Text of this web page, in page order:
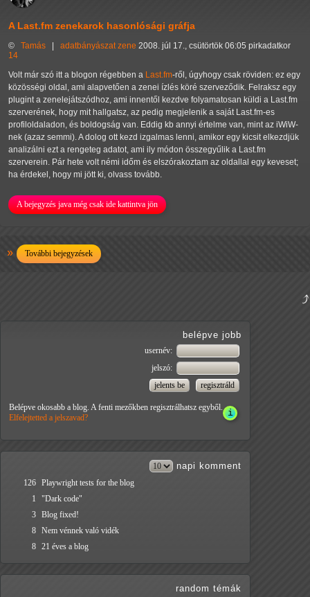
A Last.fm zenekarok hasonlósági gráfja
© Tamás adatbányászat zene 2008. júl 17., csütörtök 06:05 pirkadatkor
14
Volt már szó itt a blogon régebben a Last.fm-ről, úgyhogy csak röviden: ez egy
közösségi oldal, ami alapvetően a zenei ízlés köré szerveződik. Felraksz egy
plugint a zenelejátszódhoz, ami innentől kezdve folyamatosan küldi a Last.fm
szerverének, hogy mit hallgatsz, az pedig megjelenik a saját Last.fm-es
profiloldaladon, és boldogság van. Eddig kb annyi értelme van, mint az iWiW-
nek (azaz semmi). A dolog ott kezd izgalmas lenni, amikor egy kicsit elkezdjük
analizálni ezt a rengeteg adatot, ami ily módon összegyűlik a Last.fm
szerverein. Pár hete volt némi időm és elszórakoztam az oldallal egy keveset;
ha érdekel, hogy mi jött ki, olvass tovább.
A bejegyzés java még csak ide kattintva jön
További bejegyzések
belépve jobb
usernév:
jelszó:
Belépve okosabb a blog. A fenti mezőkben regisztrálhatsz egyből.
Elfelejtetted a jelszavad?
napi komment
126 Playwright tests for the blog
1
"Dark code"
3 Blog fixed!
8 Nem vénnek való vidék
8 21 éves a blog
random témák